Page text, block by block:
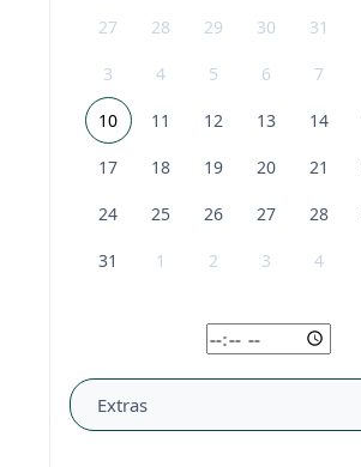
27 28 29 30 31
3 4 5 6 7
10 11 12 13 14
17 18 19 20 21
24 25 26 27 28
31 1 2 3 4
Extras